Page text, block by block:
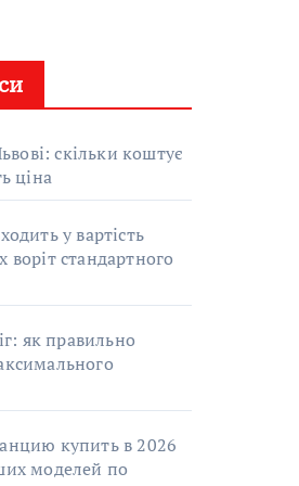
скільки коштує
ціна
у вартість
стандартного
як правильно
купить в 2026
моделей по